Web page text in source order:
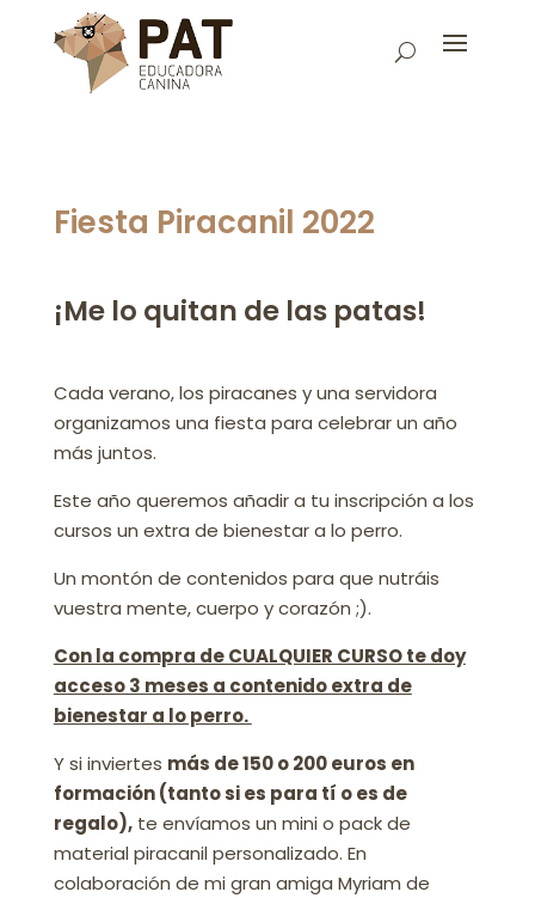
Fiesta Piracanil 2022
¡Me lo quitan de las patas!
Cada verano, los piracanes y una servidora
organizamos una fiesta para celebrar un año
más juntos.
Este año queremos añadir a tu inscripción a los
cursos un extra de bienestar a lo perro.
Un montón de contenidos para que nutráis
vuestra mente, cuerpo y corazón ;).
Con la compra de CUALQUIER CURSO te doy
acceso 3 meses a contenido extra de
bienestar a lo perro.
Y si inviertes más de 150 o 200 euros en
formación (tanto si es para tí o es de
regalo),te envíamos un mini o pack de
material piracanil personalizado. En
colaboración de mi gran amiga Myriam de